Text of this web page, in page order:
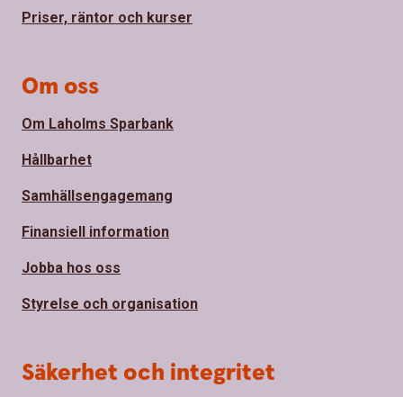
Priser, räntor och kurser
Om oss
Om Laholms Sparbank
Hållbarhet
Samhällsengagemang
Finansiell information
Jobba hos oss
Styrelse och organisation
Säkerhet och integritet